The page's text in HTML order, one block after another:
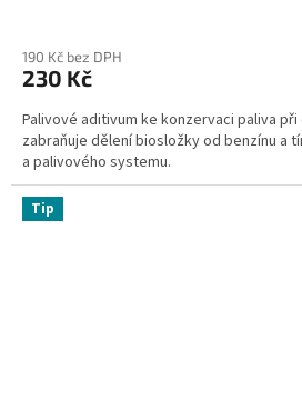
190 Kč bez DPH
230 Kč
Palivové aditivum ke konzervaci paliva
zabraňuje dělení biosložky od benzínu a
a palivového systemu.
Tip